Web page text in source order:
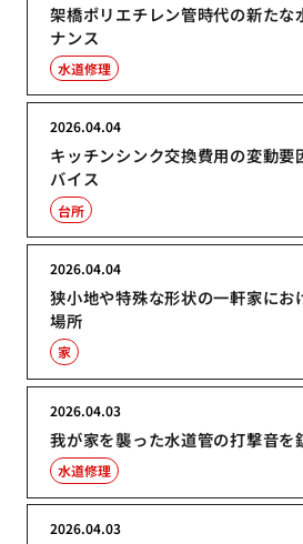
架橋ポリエチレン管時代の新たな
ナンス
水道修理
キッチンシンク交換費用の変動要
バイス
2026.04.04
台所
狭小地や特殊な形状の一軒家にお
場所
2026.04.04
家
我が家を襲った水道管の打撃音を
2026.04.03
水道修理
2026.04.03